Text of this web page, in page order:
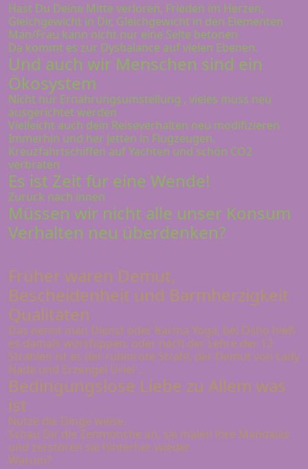
Hast Du Deine Mitte verloren, Frieden im Herzen,
Gleichgewicht in Dir, Gleichgewicht in den Elementen
Man/Frau kann nicht nur eine Seite betonen
Da kommt es zur Dysbalance auf vielen Ebenen.
Und auch wir Menschen sind ein
Ökosystem
Nicht nur Ernährungsumstellung , vieles muss neu
ausgerichtet werden
Vielleicht auch dein Reiseverhalten neu modifizieren
Immerhin und her jetten in Flugzeugen,
Kreuzfahrtschiffen auf Yachten und schön CO2
verbraten
Es ist Zeit für eine Wende!
Zurück nach innen
Müssen wir nicht alle unser Konsum
Verhalten neu überdenken?
Früher waren Demut,
Bescheidenheit und Barmherzigkeit
Qualitäten
Das nennt man Dienst oder Karma Yoga, bei Osho hieß
es damals worshippen, oder nach der Lehre der 12
Strahlen ist es der rubinrote Strahl, der Demut von Lady
Nada und Erzengel Uriel …
Bedingungslose Liebe zu Allem was
ist
Nutze die Dinge weise.
Schau Dir die Zenmönche an, sie malen ihre Mandalas
und zerstören sie hinterher wieder
Warum?